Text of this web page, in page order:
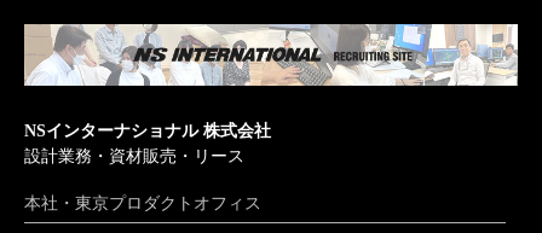
NSインターナショナル 株式会社
設計業務・資材販売・リース
本社・東京プロダクトオフィス